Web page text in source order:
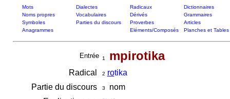
Mots Dialectes Radicaux
Dictionnaires
Noms propres
Vocabulaires Dérivés
Grammaires
Symboles
Parties du discours Proverbes
Articles
Anagrammes
Eléments/Composés Planches et Tables
Entrée 1 mpirotika
Radical 2 rotika
Partie du discours
3
nom